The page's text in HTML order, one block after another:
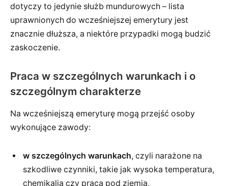
dotyczy to jedynie służb mundurowych – lista
uprawnionych do wcześniejszej emerytury jest
znacznie dłuższa, a niektóre przypadki mogą budzić
zaskoczenie.
Praca w szczególnych warunkach i o
szczególnym charakterze
Na wcześniejszą emeryturę mogą przejść osoby
wykonujące zawody:
w szczególnych warunkach, czyli narażone na
szkodliwe czynniki, takie jak wysoka temperatura,
chemikalia czy praca pod ziemią,